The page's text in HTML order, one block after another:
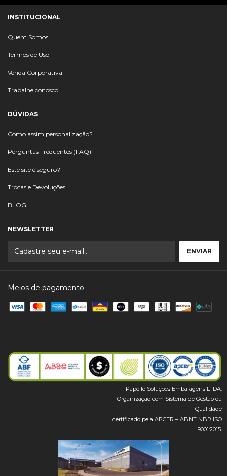
INSTITUCIONAL
Quem Somos
Termos de Uso
Venda Corporativa
Trabalhe conosco
DÚVIDAS
Como assim personalização?
Perguntas Frequentes (FAQ)
Este site é seguro?
Trocas e Devoluções
BLOG
NEWSLETTER
Meios de pagamento
Papello Soluções Embalagens LTDA.
Organização com Sistema de Gestão da
Qualidade
certificado pela APCER – ABNT NBR ISO
9001:2015.